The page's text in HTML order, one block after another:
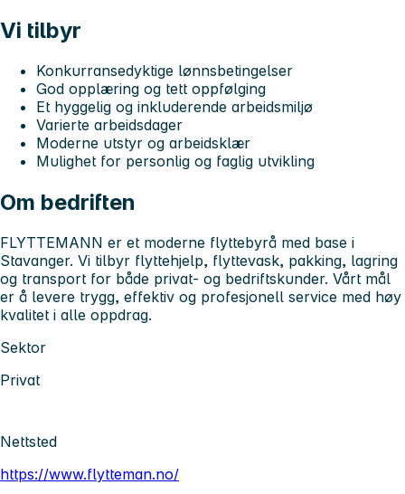
Vi tilbyr
Konkurransedyktige lønnsbetingelser
God opplæring og tett oppfølging
Et hyggelig og inkluderende arbeidsmiljø
Varierte arbeidsdager
Moderne utstyr og arbeidsklær
Mulighet for personlig og faglig utvikling
Om bedriften
FLYTTEMANN er et moderne flyttebyrå med base i
Stavanger. Vi tilbyr flyttehjelp, flyttevask, pakking, lagring
og transport for både privat- og bedriftskunder. Vårt mål
er å levere trygg, effektiv og profesjonell service med høy
kvalitet i alle oppdrag.
Sektor
Privat
Nettsted
https://www.flytteman.no/